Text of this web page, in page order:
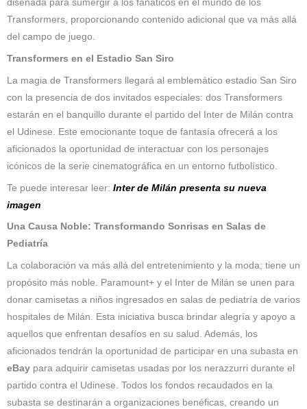
diseñada para sumergir a los fanáticos en el mundo de los
Transformers, proporcionando contenido adicional que va más allá
del campo de juego.
Transformers en el Estadio San Siro
La magia de Transformers llegará al emblemático estadio San Siro
con la presencia de dos invitados especiales: dos Transformers
estarán en el banquillo durante el partido del Inter de Milán contra
el Udinese. Este emocionante toque de fantasía ofrecerá a los
aficionados la oportunidad de interactuar con los personajes
icónicos de la serie cinematográfica en un entorno futbolístico.
Te puede interesar leer: Inter de Milán presenta su nueva
imagen
Una Causa Noble: Transformando Sonrisas en Salas de
Pediatría
La colaboración va más allá del entretenimiento y la moda; tiene un
propósito más noble. Paramount+ y el Inter de Milán se unen para
donar camisetas a niños ingresados ​​en salas de pediatría de varios
hospitales de Milán. Esta iniciativa busca brindar alegría y apoyo a
aquellos que enfrentan desafíos en su salud. Además, los
aficionados tendrán la oportunidad de participar en una subasta en
eBay para adquirir camisetas usadas por los nerazzurri durante el
partido contra el Udinese. Todos los fondos recaudados en la
subasta se destinarán a organizaciones benéficas, creando un